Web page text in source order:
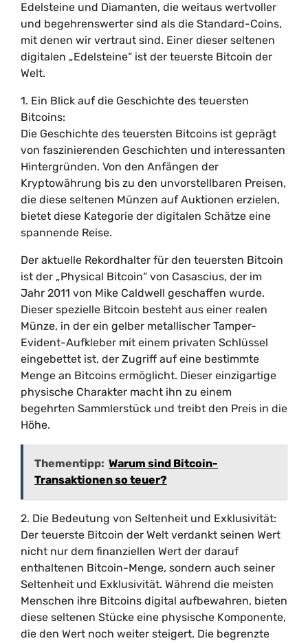
Edelsteine und Diamanten, die weitaus wertvoller
und begehrenswerter sind als die Standard-Coins,
mit denen wir vertraut sind. Einer dieser seltenen
digitalen „Edelsteine“ ist der teuerste Bitcoin der
Welt.
1. Ein Blick auf die Geschichte des teuersten
Bitcoins:
Die Geschichte des teuersten Bitcoins ist geprägt
von faszinierenden Geschichten und interessanten
Hintergründen. Von den Anfängen der
Kryptowährung bis zu den unvorstellbaren Preisen,
die diese seltenen Münzen auf Auktionen erzielen,
bietet diese Kategorie der digitalen Schätze eine
spannende Reise.
Der aktuelle Rekordhalter für den teuersten Bitcoin
ist der „Physical Bitcoin“ von Casascius, der im
Jahr 2011 von Mike Caldwell geschaffen wurde.
Dieser spezielle Bitcoin besteht aus einer realen
Münze, in der ein gelber metallischer Tamper-
Evident-Aufkleber mit einem privaten Schlüssel
eingebettet ist, der Zugriff auf eine bestimmte
Menge an Bitcoins ermöglicht. Dieser einzigartige
physische Charakter macht ihn zu einem
begehrten Sammlerstück und treibt den Preis in die
Höhe.
Thementipp: Warum sind Bitcoin-
Transaktionen so teuer?
2. Die Bedeutung von Seltenheit und Exklusivität:
Der teuerste Bitcoin der Welt verdankt seinen Wert
nicht nur dem finanziellen Wert der darauf
enthaltenen Bitcoin-Menge, sondern auch seiner
Seltenheit und Exklusivität. Während die meisten
Menschen ihre Bitcoins digital aufbewahren, bieten
diese seltenen Stücke eine physische Komponente,
die den Wert noch weiter steigert. Die begrenzte